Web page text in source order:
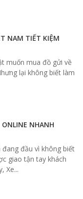
NAM TIẾT KIỆM
muốn mua đồ gửi về
lại không biết làm
NHANH
đang đầu vì không biết
giao tận tay khách
Xe...